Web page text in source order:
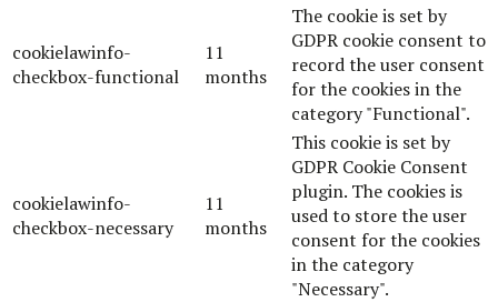
cookielawinfo-
checkbox-functional
11
months
The cookie is set by
GDPR cookie consent to
record the user consent
for the cookies in the
category "Functional".
cookielawinfo-
checkbox-necessary
11
months
This cookie is set by
GDPR Cookie Consent
plugin. The cookies is
used to store the user
consent for the cookies
in the category
"Necessary".